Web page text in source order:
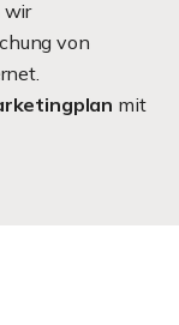
wir
von
mit